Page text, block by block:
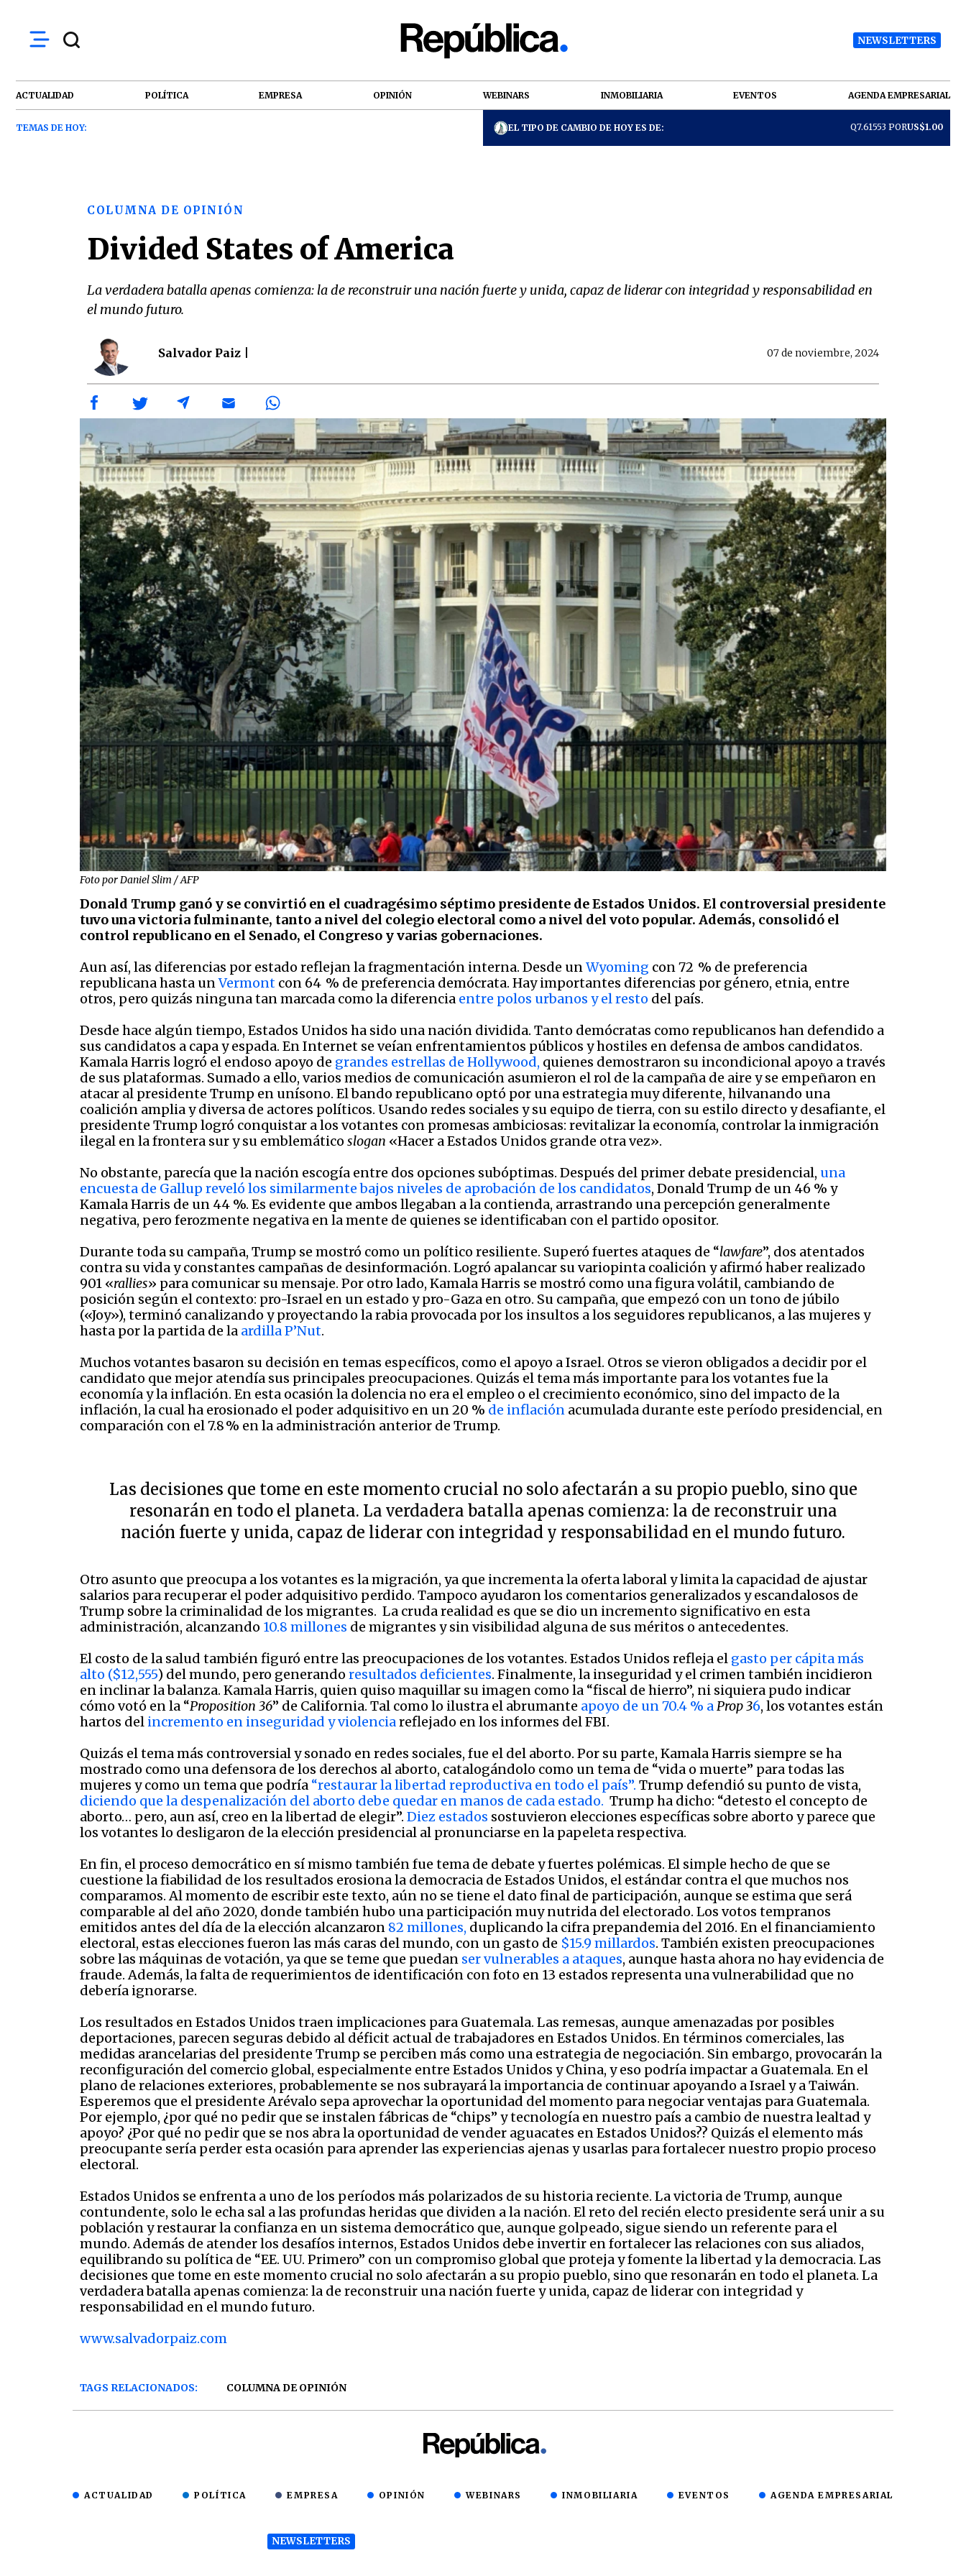
NEWSLETTERS
ACTUALIDAD POLÍTICA EMPRESA OPINIÓN WEBINARS INMOBILIARIA EVENTOS AGENDA EMPRESARIAL
TEMAS DE HOY: EL TIPO DE CAMBIO DE HOY ES DE: Q7.61553 PORUS$1.00
COLUMNA DE OPINIÓN
Divided States of America
La verdadera batalla apenas comienza: la de reconstruir una nación fuerte y unida, capaz de liderar con integridad y responsabilidad en
el mundo futuro.
Salvador Paiz | 07 de noviembre, 2024
Foto por Daniel Slim / AFP
Donald Trump ganó y se convirtió en el cuadragésimo séptimo presidente de Estados Unidos. El controversial presidente
tuvo una victoria fulminante, tanto a nivel del colegio electoral como a nivel del voto popular. Además, consolidó el
control republicano en el Senado, el Congreso y varias gobernaciones.
Aun así, las diferencias por estado reflejan la fragmentación interna. Desde unWyoming con 72 % de preferencia
republicana hasta unVermont con 64 % de preferencia demócrata. Hay importantes diferencias por género, etnia, entre
otros, pero quizás ninguna tan marcada como la diferencia entre polos urbanos y el resto del país.
Desde hace algún tiempo, Estados Unidos ha sido una nación dividida. Tanto demócratas como republicanos han defendido a
sus candidatos a capa y espada. En Internet se veían enfrentamientos públicos y hostiles en defensa de ambos candidatos.
Kamala Harris logró el endoso apoyo de grandes estrellas de Hollywood, quienes demostraron su incondicional apoyo a través
de sus plataformas. Sumado a ello, varios medios de comunicación asumieron el rol de la campaña de aire y se empeñaron en
atacar al presidente Trump en unísono. El bando republicano optó por una estrategia muy diferente, hilvanando una
coalición amplia y diversa de actores políticos. Usando redes sociales y su equipo de tierra, con su estilo directo y desafiante, el
presidente Trump logró conquistar a los votantes con promesas ambiciosas: revitalizar la economía, controlar la inmigración
ilegal en la frontera sur y su emblemático slogan «Hacer a Estados Unidos grande otra vez».
No obstante, parecía que la nación escogía entre dos opciones subóptimas. Después del primer debate presidencial, una
encuesta de Gallup reveló los similarmente bajos niveles de aprobación de los candidatos, Donald Trump de un 46 % y
Kamala Harris de un 44 %. Es evidente que ambos llegaban a la contienda, arrastrando una percepción generalmente
negativa, pero ferozmente negativa en la mente de quienes se identificaban con el partido opositor.
Durante toda su campaña, Trump se mostró como un político resiliente. Superó fuertes ataques de “lawfare”, dos atentados
contra su vida y constantes campañas de desinformación. Logró apalancar su variopinta coalición y afirmó haber realizado
901 «rallies» para comunicar su mensaje. Por otro lado, Kamala Harris se mostró como una figura volátil, cambiando de
posición según el contexto: pro-Israel en un estado y pro-Gaza en otro. Su campaña, que empezó con un tono de júbilo
(«Joy»), terminó canalizando y proyectando la rabia provocada por los insultos a los seguidores republicanos, a las mujeres y
hasta por la partida de la ardilla P’Nut.
Muchos votantes basaron su decisión en temas específicos, como el apoyo a Israel. Otros se vieron obligados a decidir por el
candidato que mejor atendía sus principales preocupaciones. Quizás el tema más importante para los votantes fue la
economía y la inflación. En esta ocasión la dolencia no era el empleo o el crecimiento económico, sino del impacto de la
inflación, la cual ha erosionado el poder adquisitivo en un 20 % de inflación acumulada durante este período presidencial, en
comparación con el 7.8 % en la administración anterior de Trump.
Las decisiones que tome en este momento crucial no solo afectarán a su propio pueblo, sino que
resonarán en todo el planeta. La verdadera batalla apenas comienza: la de reconstruir una
nación fuerte y unida, capaz de liderar con integridad y responsabilidad en el mundo futuro.
Otro asunto que preocupa a los votantes es la migración, ya que incrementa la oferta laboral y limita la capacidad de ajustar
salarios para recuperar el poder adquisitivo perdido. Tampoco ayudaron los comentarios generalizados y escandalosos de
Trump sobre la criminalidad de los migrantes. La cruda realidad es que se dio un incremento significativo en esta
administración, alcanzando 10.8 millones de migrantes y sin visibilidad alguna de sus méritos o antecedentes.
El costo de la salud también figuró entre las preocupaciones de los votantes. Estados Unidos refleja el gasto per cápita más
alto ($12,555) del mundo, pero generando resultados deficientes. Finalmente, la inseguridad y el crimen también incidieron
en inclinar la balanza. Kamala Harris, quien quiso maquillar su imagen como la “fiscal de hierro”, ni siquiera pudo indicar
cómo votó en la “Proposition 36” de California. Tal como lo ilustra el abrumante apoyo de un 70.4 % aProp 36, los votantes están
hartos del incremento en inseguridad y violenciareflejado en los informes del FBI.
Quizás el tema más controversial y sonado en redes sociales, fue el del aborto. Por su parte, Kamala Harris siempre se ha
mostrado como una defensora de los derechos al aborto, catalogándolo como un tema de “vida o muerte” para todas las
mujeres y como un tema que podría “restaurar la libertad reproductiva en todo el país”. Trump defendió su punto de vista,
diciendo que la despenalización del aborto debe quedar en manos de cada estado. Trump ha dicho: “detesto el concepto de
aborto… pero, aun así, creo en la libertad de elegir”. Diez estados sostuvieron elecciones específicas sobre aborto y parece que
los votantes lo desligaron de la elección presidencial al pronunciarse en la papeleta respectiva.
En fin, el proceso democrático en sí mismo también fue tema de debate y fuertes polémicas. El simple hecho de que se
cuestione la fiabilidad de los resultados erosiona la democracia de Estados Unidos, el estándar contra el que muchos nos
comparamos. Al momento de escribir este texto, aún no se tiene el dato final de participación, aunque se estima que será
comparable al del año 2020, donde también hubo una participación muy nutrida del electorado. Los votos tempranos
emitidos antes del día de la elección alcanzaron 82 millones, duplicando la cifra prepandemia del 2016. En el financiamiento
electoral, estas elecciones fueron las más caras del mundo, con un gasto de $15.9 millardos. También existen preocupaciones
sobre las máquinas de votación, ya que se teme que puedan ser vulnerables a ataques, aunque hasta ahora no hay evidencia de
fraude. Además, la falta de requerimientos de identificación con foto en 13 estados representa una vulnerabilidad que no
debería ignorarse.
Los resultados en Estados Unidos traen implicaciones para Guatemala. Las remesas, aunque amenazadas por posibles
deportaciones, parecen seguras debido al déficit actual de trabajadores en Estados Unidos. En términos comerciales, las
medidas arancelarias del presidente Trump se perciben más como una estrategia de negociación. Sin embargo, provocarán la
reconfiguración del comercio global, especialmente entre Estados Unidos y China, y eso podría impactar a Guatemala. En el
plano de relaciones exteriores, probablemente se nos subrayará la importancia de continuar apoyando a Israel y a Taiwán.
Esperemos que el presidente Arévalo sepa aprovechar la oportunidad del momento para negociar ventajas para Guatemala.
Por ejemplo, ¿por qué no pedir que se instalen fábricas de “chips” y tecnología en nuestro país a cambio de nuestra lealtad y
apoyo? ¿Por qué no pedir que se nos abra la oportunidad de vender aguacates en Estados Unidos?? Quizás el elemento más
preocupante sería perder esta ocasión para aprender las experiencias ajenas y usarlas para fortalecer nuestro propio proceso
electoral.
Estados Unidos se enfrenta a uno de los períodos más polarizados de su historia reciente. La victoria de Trump, aunque
contundente, solo le echa sal a las profundas heridas que dividen a la nación. El reto del recién electo presidente será unir a su
población y restaurar la confianza en un sistema democrático que, aunque golpeado, sigue siendo un referente para el
mundo. Además de atender los desafíos internos, Estados Unidos debe invertir en fortalecer las relaciones con sus aliados,
equilibrando su política de “EE. UU. Primero” con un compromiso global que proteja y fomente la libertad y la democracia. Las
decisiones que tome en este momento crucial no solo afectarán a su propio pueblo, sino que resonarán en todo el planeta. La
verdadera batalla apenas comienza: la de reconstruir una nación fuerte y unida, capaz de liderar con integridad y
responsabilidad en el mundo futuro.
www.salvadorpaiz.com
TAGS RELACIONADOS: COLUMNA DE OPINIÓN
ACTUALIDAD POLÍTICA EMPRESA OPINIÓN WEBINARS INMOBILIARIA EVENTOS AGENDA EMPRESARIAL
NEWSLETTERS